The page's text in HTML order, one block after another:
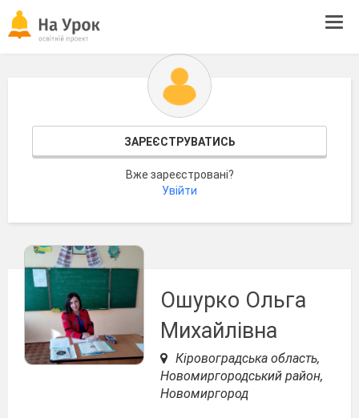
ЗАРЕЄСТРУВАТИСЬ
Вже зареєстровані?
Увійти
Ошурко Ольга
Михайлівна
Кіровоградська область,
Новомиргородський район,
Новомиргород